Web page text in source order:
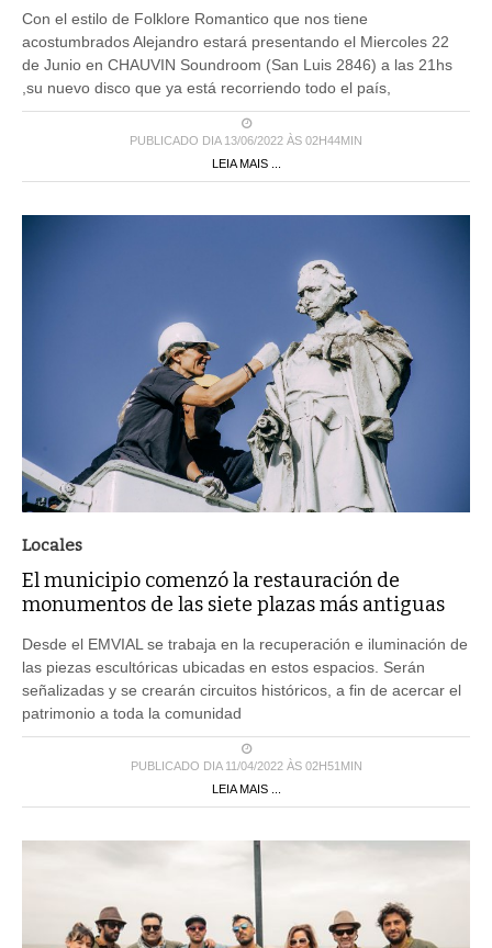
Con el estilo de Folklore Romantico que nos tiene
acostumbrados Alejandro estará presentando el Miercoles 22
de Junio en CHAUVIN Soundroom (San Luis 2846) a las 21hs
,su nuevo disco que ya está recorriendo todo el país,
PUBLICADO DIA 13/06/2022 ÀS 02H44MIN
LEIA MAIS ...
Locales
El municipio comenzó la restauración de
monumentos de las siete plazas más antiguas
Desde el EMVIAL se trabaja en la recuperación e iluminación de
las piezas escultóricas ubicadas en estos espacios. Serán
señalizadas y se crearán circuitos históricos, a fin de acercar el
patrimonio a toda la comunidad
PUBLICADO DIA 11/04/2022 ÀS 02H51MIN
LEIA MAIS ...